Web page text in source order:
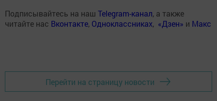
Подписывайтесь на наш Telegram-канал, а также
читайте нас Вконтакте, Одноклассниках, «Дзен» и Макс
Перейти на страницу новости